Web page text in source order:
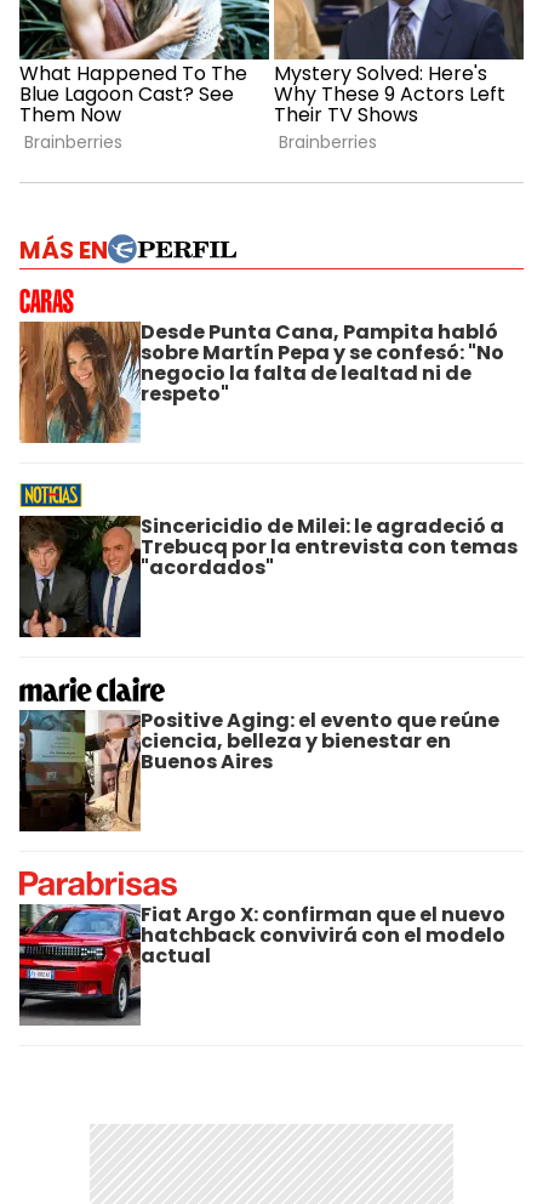
MÁS EN
Desde Punta Cana, Pampita habló
sobre Martín Pepa y se confesó: "No
negocio la falta de lealtad ni de
respeto"
Sincericidio de Milei: le agradeció a
Trebucq por la entrevista con temas
"acordados"
Positive Aging: el evento que reúne
ciencia, belleza y bienestar en
Buenos Aires
Fiat Argo X: confirman que el nuevo
hatchback convivirá con el modelo
actual